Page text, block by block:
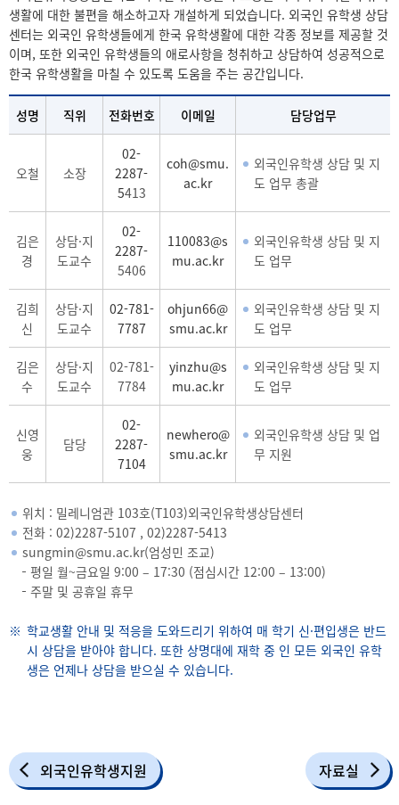
생활에 대한 불편을 해소하고자 개설하게 되었습니다. 외국인 유학생 상담
센터는 외국인 유학생들에게 한국 유학생활에 대한 각종 정보를 제공할 것
이며, 또한 외국인 유학생들의 애로사항을 청취하고 상담하여 성공적으로
한국 유학생활을 마칠 수 있도록 도움을 주는 공간입니다.
성명 직위 전화번호 이메일 담당업무
오철 소장
02-
2287-
5413
coh@smu.
ac.kr
외국인유학생 상담 및 지
도 업무 총괄
김은
경
상담·지
도교수
02-
2287-
5406
110083@s
mu.ac.kr
외국인유학생 상담 및 지
도 업무
김희
신
상담·지
도교수
02-781-
7787
ohjun66@
smu.ac.kr
외국인유학생 상담 및 지
도 업무
김은
수
상담·지
도교수
02-781-
7784
yinzhu@s
mu.ac.kr
외국인유학생 상담 및 지
도 업무
신영
웅
담당
02-
2287-
7104
newhero@
smu.ac.kr
외국인유학생 상담 및 업
무 지원
위치 : 밀레니엄관 103호(T103)외국인유학생상담센터
전화 : 02)2287-5107 , 02)2287-5413
sungmin@smu.ac.kr(엄성민 조교)
평일 월~금요일 9:00 – 17:30 (점심시간 12:00 – 13:00)
주말 및 공휴일 휴무
학교생활 안내 및 적응을 도와드리기 위하여 매 학기 신·편입생은 반드
시 상담을 받아야 합니다. 또한 상명대에 재학 중 인 모든 외국인 유학
생은 언제나 상담을 받으실 수 있습니다.
외국인유학생지원 자료실